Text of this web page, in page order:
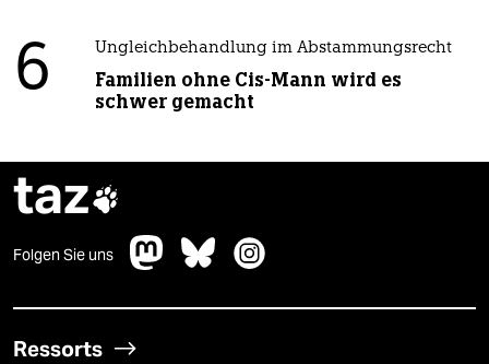
6 Ungleichbehandlung im Abstammungsrecht
Familien ohne Cis-Mann wird es
schwer gemacht
taz
Folgen Sie uns
Ressorts